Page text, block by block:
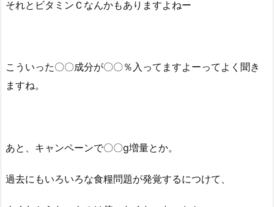
それとビタミンＣなんかもありますよねー
こういった〇〇成分が〇〇％入ってますよーってよく聞き
ますね。
あと、キャンペーンで〇〇g増量とか。
過去にもいろいろな食糧問題が発覚するにつけて、